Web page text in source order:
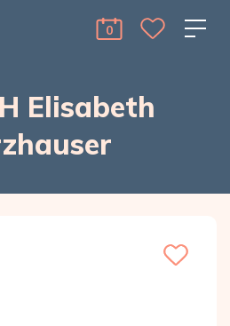
0
Elisabeth